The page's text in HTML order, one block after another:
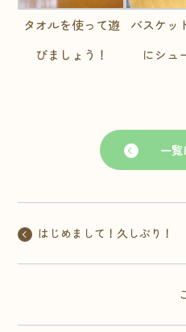
タオルを使って遊
びましょう！
バスケッ
にシュ
一覧
はじめまして！久しぶり！